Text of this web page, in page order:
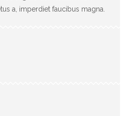
a, imperdiet faucibus magna.